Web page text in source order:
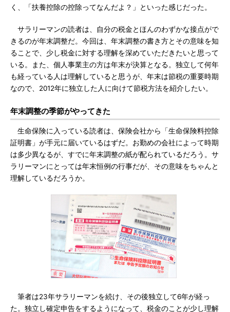
く、「扶養控除の控除ってなんだよ？」といった感じだった。
サラリーマンの読者は、自分の税金とほんのわずかな接点がで
きるのが年末調整だ。今回は、年末調整の書き方とその意味を知
ることで、少し税金に対する理解を深めていただきたいと思って
いる。また、個人事業主の方は年末が決算となる。独立して何年
も経っている人は理解していると思うが、年末は節税の重要時期
なので、2012年に独立した人に向けて節税方法を紹介したい。
年末調整の季節がやってきた
生命保険に入っている読者は、保険会社から「生命保険料控除
証明書」が手元に届いているはずだ。お勤めの会社によって時期
は多少異なるが、すでに年末調整の紙が配られているだろう。サ
ラリーマンにとっては年末恒例の行事だが、その意味をちゃんと
理解しているだろうか。
筆者は23年サラリーマンを続け、その後独立して6年が経っ
た。独立し確定申告をするようになって、税金のことが少し理解